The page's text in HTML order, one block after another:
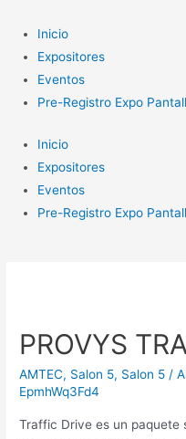
contenido
Inicio
Expositores
Eventos
Pre-Registro Expo
Inicio
Expositores
Eventos
Pre-Registro Expo
PROVYS
AMTEC, Salon 5, Salon 5 /
EpmhWq3Fd4
Traffic Drive es un paquete